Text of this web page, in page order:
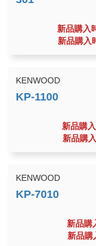
新品購入
新品購入
KENWOOD
新品購
新品購
KENWOOD
新品購
新品購